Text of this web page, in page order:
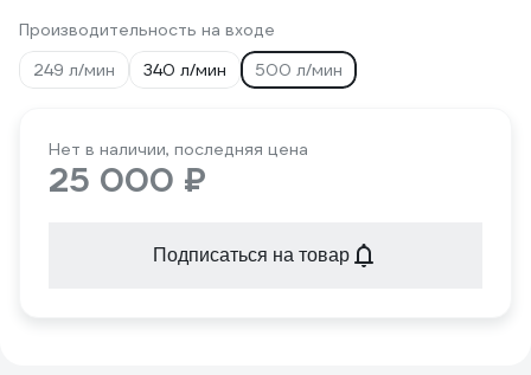
Производительность на входе
249 л/мин
340 л/мин 500 л/мин
Нет в наличии, последняя цена
25 000 ₽
Подписаться на товар